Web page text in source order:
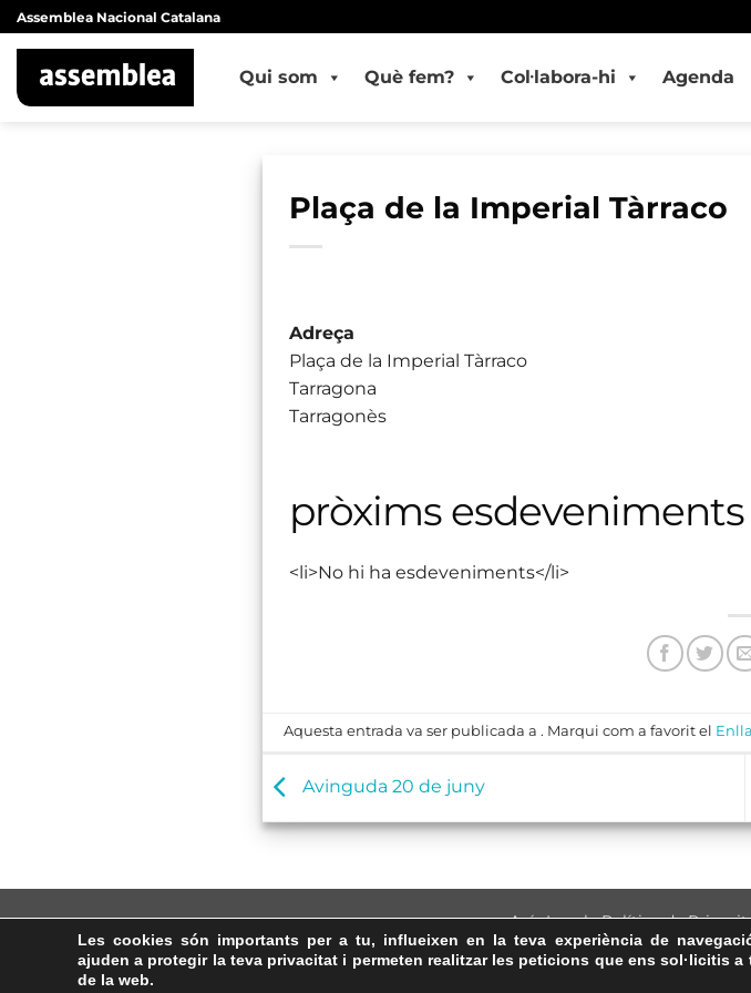
Skip
to
content
Assemblea Nacional Catalana
Qui som Què fem? Col·labora-hi Agenda
Plaça de la Imperial Tàrraco
Adreça
Plaça de la Imperial Tàrraco
Tarragona
Tarragonès
pròxims esdeveniments
<li>No hi ha esdeveniments</li>
Aquesta entrada va ser publicada a . Marqui com a favorit el
Avinguda 20 de juny
Avís Legal·Política de
ASSEMBLEA
Les cookies són importants per a tu, influeixen en la teva experiència de
ajuden a protegir la teva privacitat i permeten realitzar les peticions que ens sol·licitis a
de la web.